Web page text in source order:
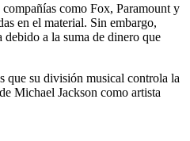
como Fox, Paramount y
en el material. Sin embargo,
a la suma de dinero que
que su división musical controla la
Michael Jackson como artista